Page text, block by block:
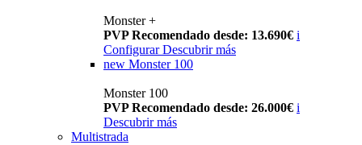
Monster +
PVP Recomendado desde: 13.690€ i
Configurar Descubrir más
new Monster 100
Monster 100
PVP Recomendado desde: 26.000€ i
Descubrir más
Multistrada